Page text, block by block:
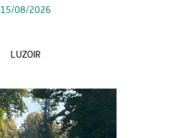
15/08/2026
LUZOIR